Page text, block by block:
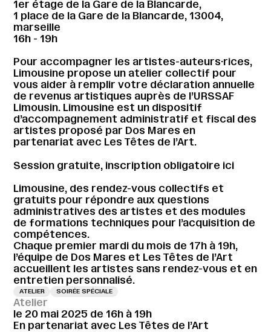
1er étage de la Gare de la Blancarde,
1 place de la Gare de la Blancarde, 13004,
marseille
16h - 19h
Pour accompagner les artistes-auteurs·rices,
Limousine propose un atelier collectif pour
vous aider à remplir votre déclaration annuelle
de revenus artistiques auprès de l’URSSAF
Limousin. Limousine est un dispositif
d’accompagnement administratif et fiscal des
artistes proposé par Dos Mares en
partenariat avec Les Têtes de l’Art.
Session gratuite, inscription obligatoire ici
Limousine, des rendez-vous collectifs et
gratuits pour répondre aux questions
administratives des artistes et des modules
de formations techniques pour l’acquisition de
compétences.
Chaque premier mardi du mois de 17h à 19h,
l’équipe de Dos Mares et Les Têtes de l’Art
accueillent les artistes sans rendez-vous et en
entretien personnalisé.
ATELIER SOIRÉE SPÉCIALE
Atelier
le 20 mai 2025 de 16h à 19h
En partenariat avec Les Têtes de l’Art